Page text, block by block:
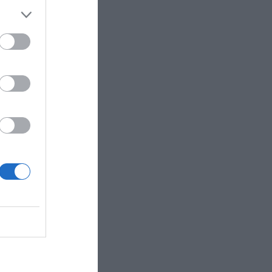
él hay
de
de
dirige